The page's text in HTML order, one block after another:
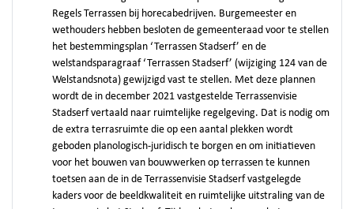
Regels Terrassen bij horecabedrijven. Burgemeester en
wethouders hebben besloten de gemeenteraad voor te stellen
het bestemmingsplan ‘Terrassen Stadserf’ en de
welstandsparagraaf ‘Terrassen Stadserf’ (wijziging 124 van de
Welstandsnota) gewijzigd vast te stellen. Met deze plannen
wordt de in december 2021 vastgestelde Terrassenvisie
Stadserf vertaald naar ruimtelijke regelgeving. Dat is nodig om
de extra terrasruimte die op een aantal plekken wordt
geboden planologisch-juridisch te borgen en om initiatieven
voor het bouwen van bouwwerken op terrassen te kunnen
toetsen aan de in de Terrassenvisie Stadserf vastgelegde
kaders voor de beeldkwaliteit en ruimtelijke uitstraling van de